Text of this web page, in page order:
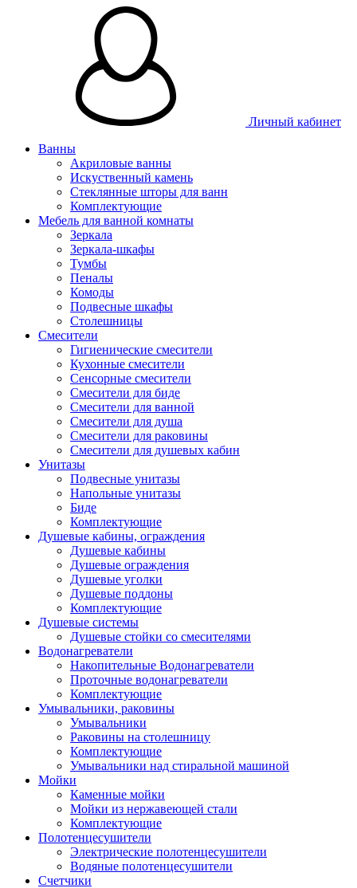
Личный кабинет
Ванны
Акриловые ванны
Искуственный камень
Стеклянные шторы для ванн
Комплектующие
Мебель для ванной комнаты
Зеркала
Зеркала-шкафы
Тумбы
Пеналы
Комоды
Подвесные шкафы
Столешницы
Смесители
Гигиенические смесители
Кухонные смесители
Сенсорные смесители
Смесители для биде
Смесители для ванной
Смесители для душа
Смесители для раковины
Смесители для душевых кабин
Унитазы
Подвесные унитазы
Напольные унитазы
Биде
Комплектующие
Душевые кабины, ограждения
Душевые кабины
Душевые ограждения
Душевые уголки
Душевые поддоны
Комплектующие
Душевые системы
Душевые стойки со смесителями
Водонагреватели
Накопительные Водонагреватели
Проточные водонагреватели
Комплектующие
Умывальники, раковины
Умывальники
Раковины на столешницу
Комплектующие
Умывальники над стиральной машиной
Мойки
Каменные мойки
Мойки из нержавеющей стали
Комплектующие
Полотенцесушители
Электрические полотенцесушители
Водяные полотенцесушители
Счетчики